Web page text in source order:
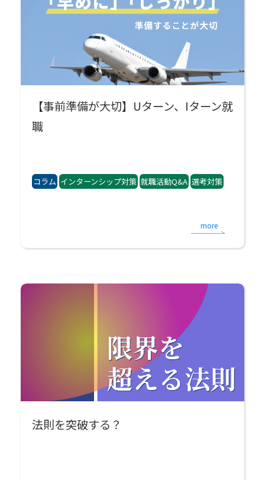
【事前準備が大切】Uターン、Iターン就
職
コラム インターンシップ対策 就職活動Q&A 選考対策
more
法則を突破する？